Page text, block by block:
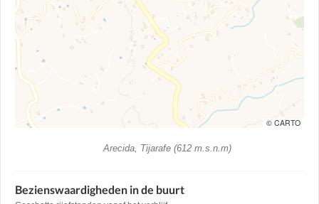
© CARTO
Arecida, Tijarafe (612 m.s.n.m)
Bezienswaardigheden in de buurt